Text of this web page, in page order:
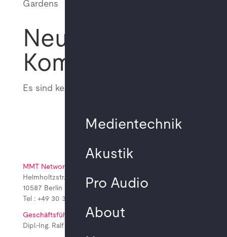
Medientechnik
Akustik
Pro Audio
About
Gardens
Neueste
Kommentare
Es sind keine Kommentare vorhanden.
MMT Network GmbH
Helmholtzstr. 2-9 A.03.070
10587 Berlin
Tel : +49 30 310 172 21
Geschäftsführung
Dipl.-Ing. Ralf Bauer-Diefenbach